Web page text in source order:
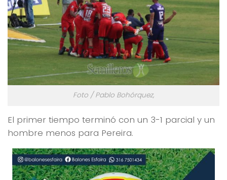
Foto / Pablo Bohórquez,
El primer tiempo terminó con un 3-1 parcial y un
hombre menos para Pereira.